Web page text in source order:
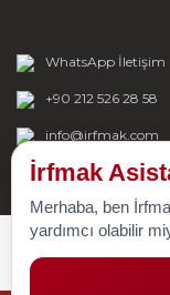
WhatsApp İletişim
+90 212 526 28 58
info@irfmak.com
İrfmak
Merhaba, ben
yardımcı olabilir